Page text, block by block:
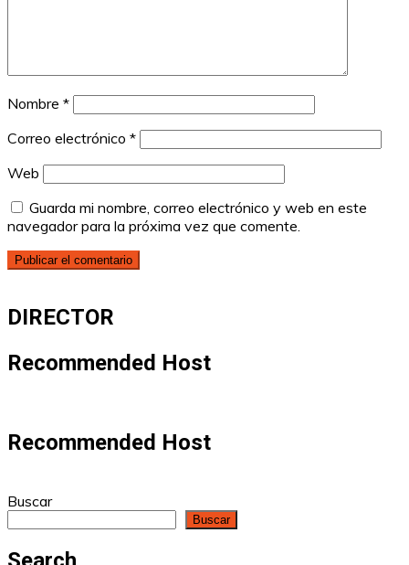
Nombre *
Correo electrónico *
Web
Guarda mi nombre, correo electrónico y web en este
navegador para la próxima vez que comente.
DIRECTOR
Recommended Host
Recommended Host
Buscar
Buscar